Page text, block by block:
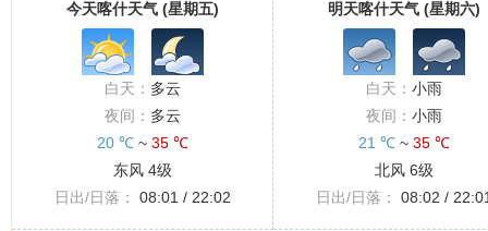
今天喀什天气 (星期五)
白天： 多云
夜间： 多云
20 ℃~ 35 ℃
东风 4级
日出/日落：
08:01 / 22:02
明天喀什天气 (星期六)
白天： 小雨
夜间： 小雨
21 ℃~ 35 ℃
北风 6级
日出/日落：
08:02 /